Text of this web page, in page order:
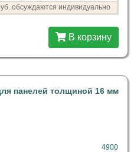
обсуждаются индивидуально
В корзину
панелей толщиной 16 мм
4900